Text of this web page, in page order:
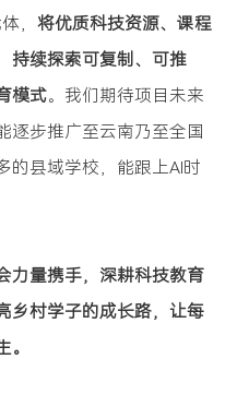
， 将优质科技资源、课程
持续探索可复制、可推
模式。我们期待项目未来
逐步推广至云南乃至全国
的县域学校，能跟上AI时
力量携手，深耕科技教育
乡村学子的成长路，让每